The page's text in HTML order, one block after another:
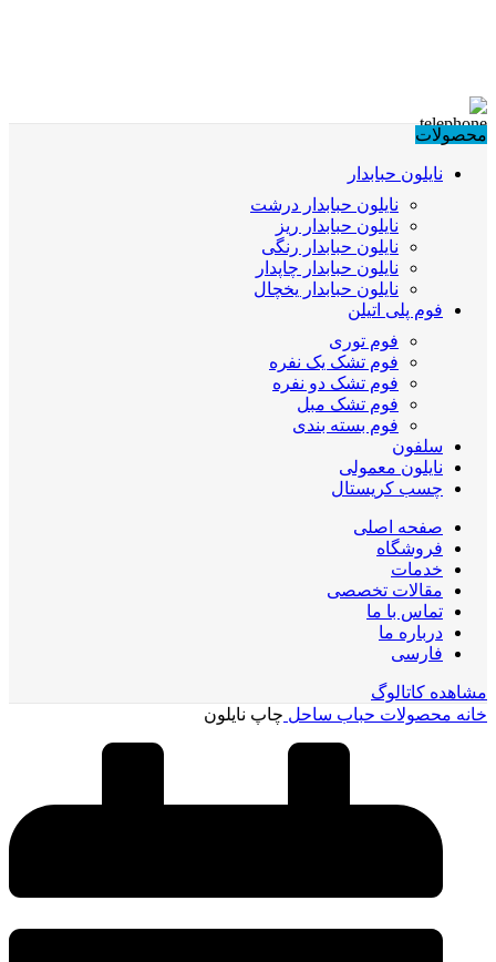
محصولات
نایلون حبابدار
نایلون حبابدار درشت
نایلون حبابدار ریز
نایلون حبابدار رنگی
نایلون حبابدار چاپدار
نایلون حبابدار یخچال
فوم پلی اتیلن
فوم توری
فوم تشک یک نفره
فوم تشک دو نفره
فوم تشک مبل
فوم بسته بندی
سلفون
نایلون معمولی
چسب کریستال
صفحه اصلی
فروشگاه
خدمات
مقالات تخصصی
تماس با ما
درباره ما
فارسی
مشاهده کاتالوگ
خانه محصولات حباب ساحل چاپ نایلون